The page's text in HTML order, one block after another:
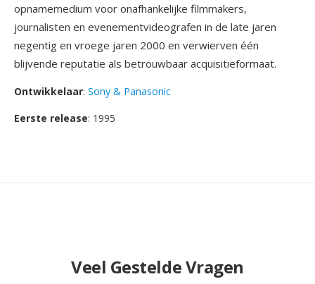
opnamemedium voor onafhankelijke filmmakers,
journalisten en evenementvideografen in de late jaren
negentig en vroege jaren 2000 en verwierven één
blijvende reputatie als betrouwbaar acquisitieformaat.
Ontwikkelaar: Sony & Panasonic
Eerste release: 1995
Veel Gestelde Vragen